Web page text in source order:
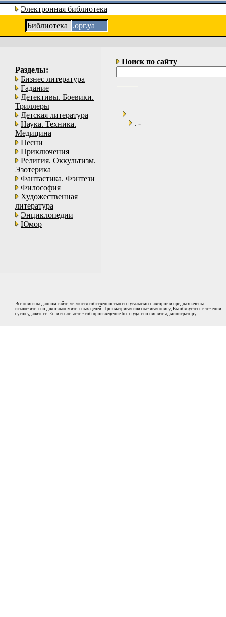
Электронная библиотека
Библиотека
.орг.уа
Разделы:
Бизнес литература
Гадание
Детективы. Боевики.
Триллеры
Детская литература
Наука. Техника.
Медицина
Песни
Приключения
Религия. Оккультизм.
Эзотерика
Фантастика. Фэнтези
Философия
Художественная
литература
Энциклопедии
Юмор
Поиск по сайту
. -
Все книги на данном сайте, являются собственностью его уважаемых авторов и предназначены
исключительно для ознакомительных целей. Просматривая или скачивая книгу, Вы обязуетесь в течении
суток удалить ее. Если вы желаете чтоб произведение было удалено пишите админитратору